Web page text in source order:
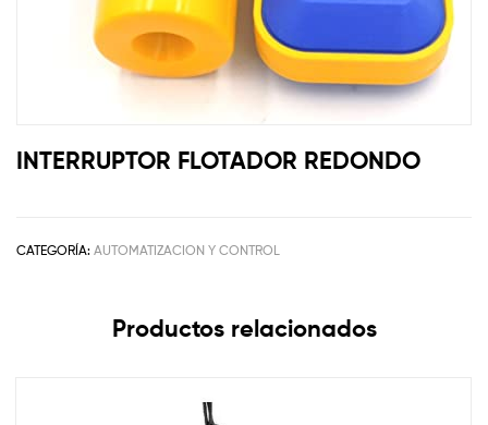
INTERRUPTOR FLOTADOR REDONDO
CATEGORÍA: AUTOMATIZACION Y CONTROL
Productos relacionados